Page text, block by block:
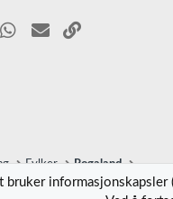
WhatsApp
E-post
Fylker Rogaland
bruker